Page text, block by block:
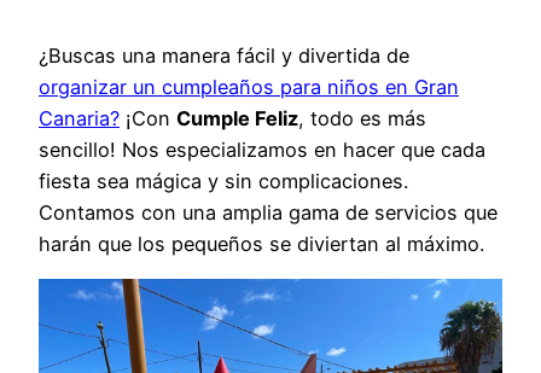
¿Buscas una manera fácil y divertida de
organizar un cumpleaños para niños en Gran
Canaria? ¡Con Cumple Feliz, todo es más
sencillo! Nos especializamos en hacer que cada
fiesta sea mágica y sin complicaciones.
Contamos con una amplia gama de servicios que
harán que los pequeños se diviertan al máximo.